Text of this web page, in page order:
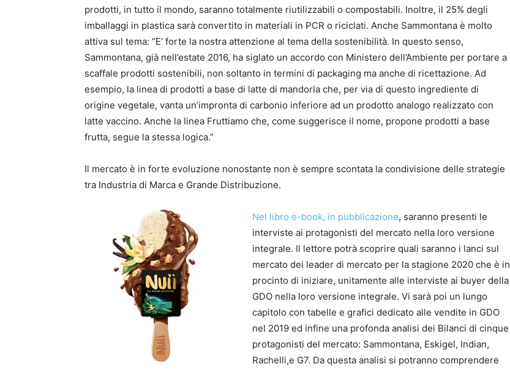
prodotti, in tutto il mondo, saranno totalmente riutilizzabili o compostabili. Inoltre, il 25% degli
imballaggi in plastica sarà convertito in materiali in PCR o riciclati. Anche Sammontana è molto
attiva sul tema: “E’ forte la nostra attenzione al tema della sostenibilità. In questo senso,
Sammontana, già nell’estate 2016, ha siglato un accordo con Ministero dell’Ambiente per portare a
scaffale prodotti sostenibili, non soltanto in termini di packaging ma anche di ricettazione. Ad
esempio, la linea di prodotti a base di latte di mandorla che, per via di questo ingrediente di
origine vegetale, vanta un’impronta di carbonio inferiore ad un prodotto analogo realizzato con
latte vaccino. Anche la linea Fruttiamo che, come suggerisce il nome, propone prodotti a base
frutta, segue la stessa logica.”
Il mercato è in forte evoluzione nonostante non è sempre scontata la condivisione delle strategie
tra Industria di Marca e Grande Distribuzione.
Nel libro e-book, in pubblicazione, saranno presenti le
interviste ai protagonisti del mercato nella loro versione
integrale. Il lettore potrà scoprire quali saranno i lanci sul
mercato dei leader di mercato per la stagione 2020 che è in
procinto di iniziare, unitamente alle interviste ai buyer della
GDO nella loro versione integrale. Vi sarà poi un lungo
capitolo con tabelle e grafici dedicato alle vendite in GDO
nel 2019 ed infine una profonda analisi dei Bilanci di cinque
protagonisti del mercato: Sammontana, Eskigel, Indian,
Rachelli,e G7. Da questa analisi si potranno comprendere